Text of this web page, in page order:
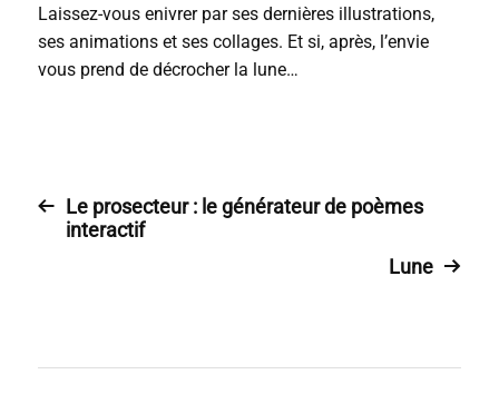
Laissez-vous enivrer par ses dernières illustrations,
ses animations et ses collages. Et si, après, l’envie
vous prend de décrocher la lune…
Le prosecteur : le générateur de poèmes
interactif
Lune